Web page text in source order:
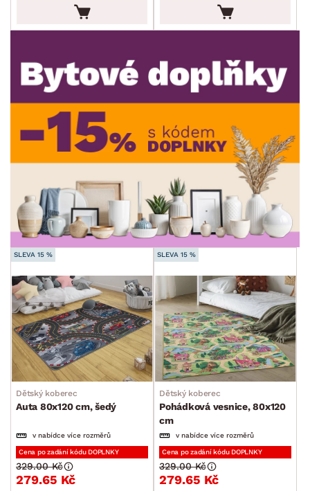
ROZMĚRY
min. cm max. cm
min. cm max.
MÍSTNOST
SKLADOVOST
SLEVA 15 %
Dětský koberec
Auta 80x120 cm, šedý
v nabídce více rozměrů
Cena po zadání kódu DOPLNKY
279.65 Kč
329.00 Kč
SLEVA 15 %
Dětský koberec
Pohádková vesnice, 80x120
cm
v nabídce více rozměrů
Cena po zadání kódu DOPLNKY
279.65 Kč
329.00 Kč